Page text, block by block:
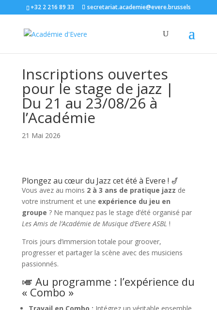
+32 2 216 89 33 secretariat.academie@evere.brussels
Inscriptions ouvertes
pour le stage de jazz |
Du 21 au 23/08/26 à
l’Académie
21 Mai 2026
Plongez au cœur du Jazz cet été à Evere ! 🎷
Vous avez au moins 2 à 3 ans de pratique jazz de
votre instrument et une expérience du jeu en
groupe ? Ne manquez pas le stage d’été organisé par
Les Amis de l’Académie de Musique d’Evere ASBL !
Trois jours d’immersion totale pour groover,
progresser et partager la scène avec des musiciens
passionnés.
🎺 Au programme : l’expérience du
« Combo »